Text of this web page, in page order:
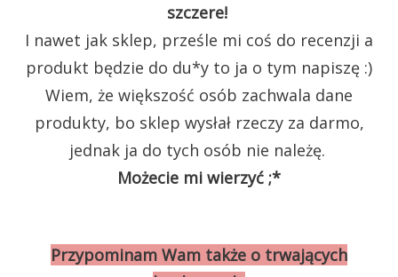
szczere!
I nawet jak sklep, prześle mi coś do recenzji a
produkt będzie do du*y to ja o tym napiszę :)
Wiem, że większość osób zachwala dane
produkty, bo sklep wysłał rzeczy za darmo,
jednak ja do tych osób nie należę.
Możecie mi wierzyć ;*
Przypominam Wam także o trwających